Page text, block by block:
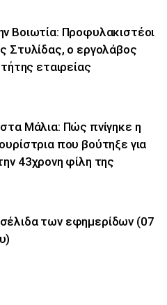
Βοιωτία: Προφυλακιστέοι
Στυλίδας, ο εργολάβος
εταιρείας
Μάλια: Πώς πνίγηκε η
που βούτηξε για
43χρονη φίλη της
των εφημερίδων (07